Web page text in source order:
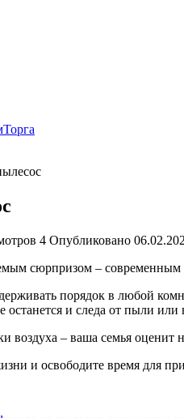
4 Опубликовано
сюрпризом – современным
порядок в любой
и следа от пыли или
воздуха – ваша семья оценит
и освободите время для